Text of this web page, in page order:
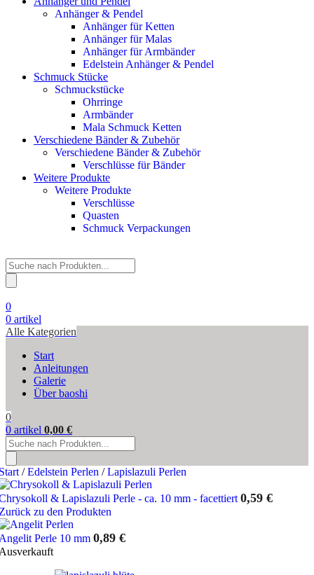
Anhänger & Pendel
Anhänger für Ketten
Anhänger für Malas
Anhänger für Armbänder
Edelstein Anhänger & Pendel
Schmuck Stücke
Schmuckstücke
Ohrringe
Armbänder
Mala Schmuck Ketten
Verschiedene Bänder & Zubehör
Verschiedene Bänder & Zubehör
Verschlüsse für Bänder
Weitere Produkte
Weitere Produkte
Verschlüsse
Quasten
Schmuck Verpackungen
Products
search
0
0 artikel
Alle Kategorien
Start
Anleitungen
Galerie
Über baoshi
0
0 artikel 0,00 €
Products
search
/ Edelstein Perlen / Lapislazuli Perlen
& Lapislazuli Perle - ca. 10 mm - facettiert 0,59 €
zu den Produkten
Perle 10 mm 0,89 €